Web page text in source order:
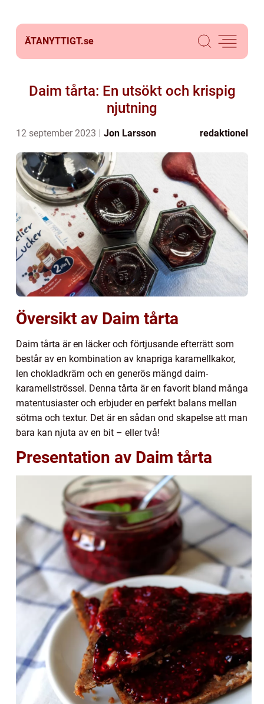
ÄTANYTTIGT.se
Daim tårta: En utsökt och krispig
njutning
12 september 2023 Jon Larsson redaktionel
Översikt av Daim tårta
Daim tårta är en läcker och förtjusande efterrätt som
består av en kombination av knapriga karamellkakor,
len chokladkräm och en generös mängd daim-
karamellströssel. Denna tårta är en favorit bland många
matentusiaster och erbjuder en perfekt balans mellan
sötma och textur. Det är en sådan ond skapelse att man
bara kan njuta av en bit – eller två!
Presentation av Daim tårta